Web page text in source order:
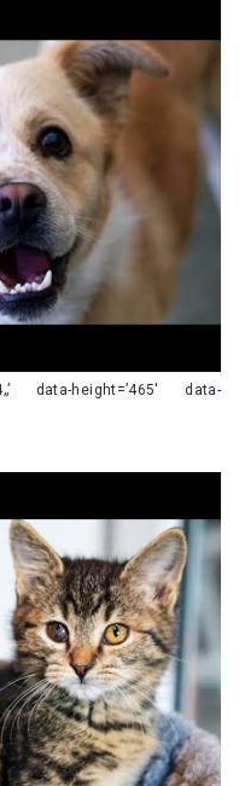
data-height=’465′ data-